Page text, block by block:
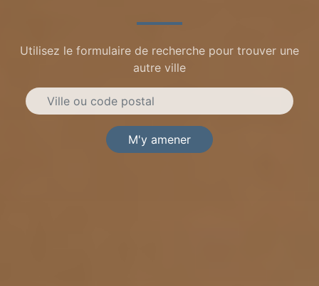
Utilisez le formulaire de recherche pour trouver une
autre ville
M'y amener